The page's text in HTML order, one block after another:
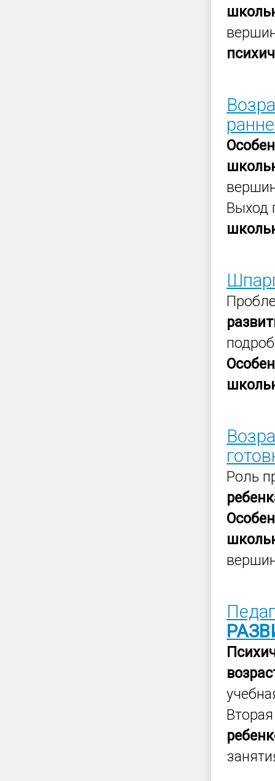
Выход
Роль